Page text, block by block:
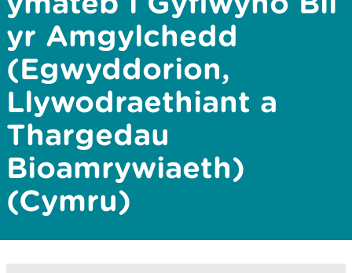
yr Amgylchedd
(Egwyddorion,
Llywodraethiant a
Thargedau
Bioamrywiaeth)
(Cymru)